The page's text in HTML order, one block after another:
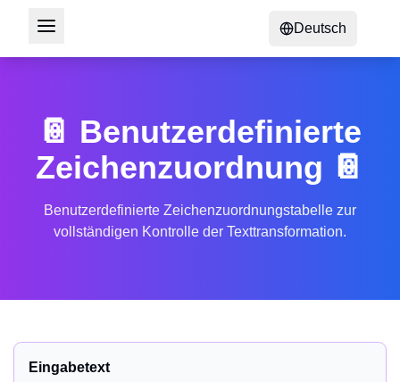
Deutsch
📔 Benutzerdefinierte
Zeichenzuordnung 📔
Benutzerdefinierte Zeichenzuordnungstabelle zur
vollständigen Kontrolle der Texttransformation.
Eingabetext